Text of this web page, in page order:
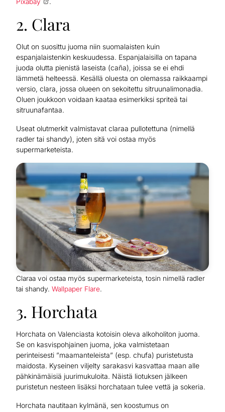
2. Clara
Olut on suosittu juoma niin suomalaisten kuin
espanjalaistenkin keskuudessa. Espanjalaisilla on tapana
juoda olutta pienistä laseista (caña), joissa se ei ehdi
lämmetä helteessä. Kesällä oluesta on olemassa raikkaampi
versio, clara, jossa olueen on sekoitettu sitruunalimonadia.
Oluen joukkoon voidaan kaataa esimerkiksi spriteä tai
sitruunafantaa.
Useat olutmerkit valmistavat claraa pullotettuna (nimellä
radler tai shandy), joten sitä voi ostaa myös
supermarketeista.
Claraa voi ostaa myös supermarketeista, tosin nimellä radler
tai shandy. Wallpaper Flare.
3. Horchata
Horchata on Valenciasta kotoisin oleva alkoholiton juoma.
Se on kasvispohjainen juoma, joka valmistetaan
perinteisesti ”maamanteleista” (esp. chufa) puristetusta
maidosta. Kyseinen viljelty sarakasvi kasvattaa maan alle
pähkinämäisiä juurimukuloita. Näistä liotuksen jälkeen
puristetun nesteen lisäksi horchataan tulee vettä ja sokeria.
Horchata nautitaan kylmänä, sen koostumus on